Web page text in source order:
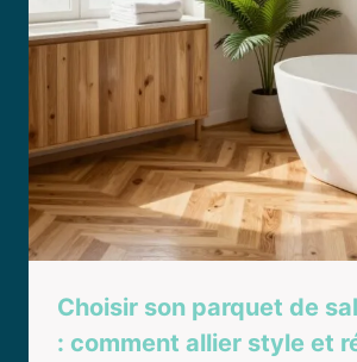
Choisir son parquet de
: comment allier style et